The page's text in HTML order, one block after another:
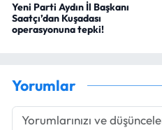
Yeni Parti Aydın İl Başkanı
Saatçı’dan Kuşadası
operasyonuna tepki!
Yorumlar